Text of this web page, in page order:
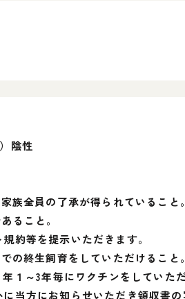
陰性
族全員の了承が得られていること。
ること。
約等を提示いただきます。
の終生飼育をしていただけること。
１～3年毎にワクチンをしていただ
当方にお知らせいただき領収書